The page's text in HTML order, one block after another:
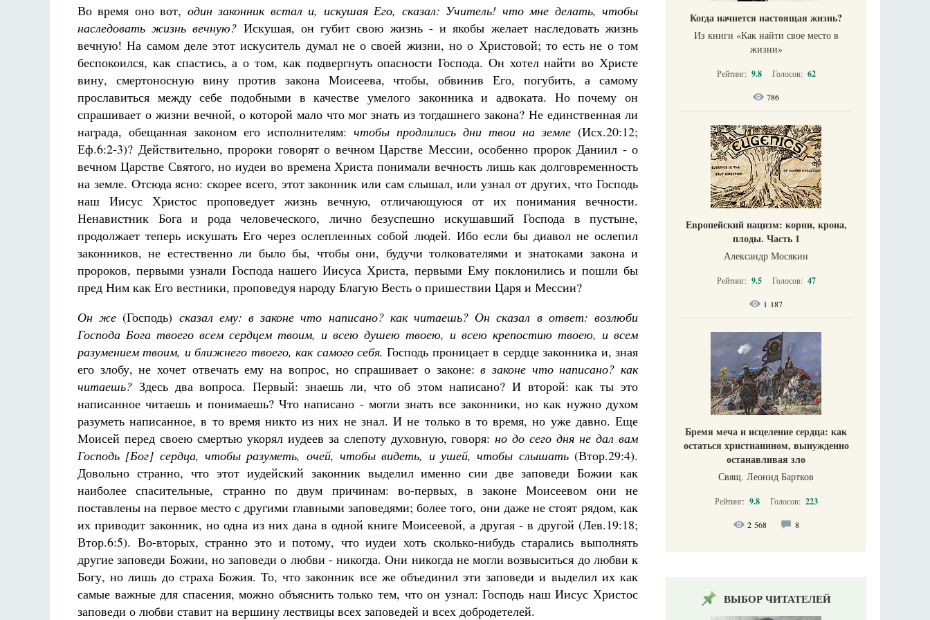
Во время оно вот, один законник встал и, искушая Его, сказал: Учитель! что мне делать, чтобы
наследовать жизнь вечную? Искушая, он губит свою жизнь - и якобы желает наследовать жизнь
вечную! На самом деле этот искуситель думал не о своей жизни, но о Христовой; то есть не о том
беспокоился, как спастись, а о том, как подвергнуть опасности Господа. Он хотел найти во Христе
вину, смертоносную вину против закона Моисеева, чтобы, обвинив Его, погубить, а самому
прославиться между себе подобными в качестве умелого законника и адвоката. Но почему он
спрашивает о жизни вечной, о которой мало что мог знать из тогдашнего закона? Не единственная ли
награда, обещанная законом его исполнителям: чтобы продлились дни твои на земле (Исх.20:12;
Еф.6:2-3)? Действительно, пророки говорят о вечном Царстве Мессии, особенно пророк Даниил - о
вечном Царстве Святого, но иудеи во времена Христа понимали вечность лишь как долговременность
на земле. Отсюда ясно: скорее всего, этот законник или сам слышал, или узнал от других, что Господь
наш Иисус Христос проповедует жизнь вечную, отличающуюся от их понимания вечности.
Ненавистник Бога и рода человеческого, лично безуспешно искушавший Господа в пустыне,
продолжает теперь искушать Его через ослепленных собой людей. Ибо если бы диавол не ослепил
законников, не естественно ли было бы, чтобы они, будучи толкователями и знатоками закона и
пророков, первыми узнали Господа нашего Иисуса Христа, первыми Ему поклонились и пошли бы
пред Ним как Его вестники, проповедуя народу Благую Весть о пришествии Царя и Мессии?
Он же (Господь) сказал ему: в законе что написано? как читаешь? Он сказал в ответ: возлюби
Господа Бога твоего всем сердцем твоим, и всею душею твоею, и всею крепостию твоею, и всем
разумением твоим, и ближнего твоего, как самого себя. Господь проницает в сердце законника и, зная
его злобу, не хочет отвечать ему на вопрос, но спрашивает о законе:в законе что написано? как
читаешь? Здесь два вопроса. Первый: знаешь ли, что об этом написано? И второй: как ты это
написанное читаешь и понимаешь? Что написано - могли знать все законники, но как нужно духом
разуметь написанное, в то время никто из них не знал. И не только в то время, но уже давно. Еще
Моисей перед своею смертью укорял иудеев за слепоту духовную, говоря:но до сего дня не дал вам
Господь [Бог] сердца, чтобы разуметь, очей, чтобы видеть, и ушей, чтобы слышать(Втор.29:4).
Довольно странно, что этот иудейский законник выделил именно сии две заповеди Божии как
наиболее спасительные, странно по двум причинам: во-первых, в законе Моисеевом они не
поставлены на первое место с другими главными заповедями; более того, они даже не стоят рядом, как
их приводит законник, но одна из них дана в одной книге Моисеевой, а другая - в другой (Лев.19:18;
Втор.6:5). Во-вторых, странно это и потому, что иудеи хоть сколько-нибудь старались выполнять
другие заповеди Божии, но заповеди о любви - никогда. Они никогда не могли возвыситься до любви к
Богу, но лишь до страха Божия. То, что законник все же объединил эти заповеди и выделил их как
самые важные для спасения, можно объяснить только тем, что он узнал: Господь наш Иисус Христос
заповеди о любви ставит на вершину лествицы всех заповедей и всех добродетелей.
Когда начнется настоящая жизнь?
Из книги «Как найти свое место в
жизни​»
Рейтинг: 9.8 Голосов: 62
786
Европейский нацизм: корни, крона,
плоды. Часть 1
Александр Мосякин
Рейтинг: 9.5 Голосов: 47
1 187
Бремя меча и исцеление сердца: как
остаться христианином, вынужденно
останавливая зло
Свящ. Леонид Бартков
Рейтинг: 9.8 Голосов: 223
2 568 8
ВЫБОР ЧИТАТЕЛЕЙ